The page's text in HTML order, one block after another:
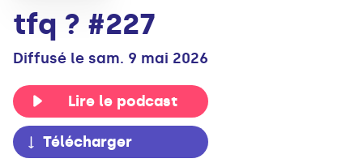
tfq ? #227
Diffusé le sam. 9 mai 2026
Lire le podcast
Télécharger